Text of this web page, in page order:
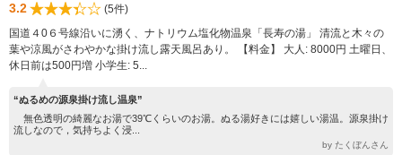
3.2
(5件)
国道４0６号線沿いに湧く、ナトリウム塩化物温泉「長寿の湯」 清流と木々の
葉や涼風がさわやかな掛け流し露天風呂あり。 【料金】 大人: 8000円 土曜日、
休日前は500円増 小学生: 5...
“ぬるめの源泉掛け流し温泉”
無色透明の綺麗なお湯で39℃くらいのお湯。ぬる湯好きには嬉しい湯温。源泉掛け
流しなので，気持ちよく浸...
by たくぼんさん